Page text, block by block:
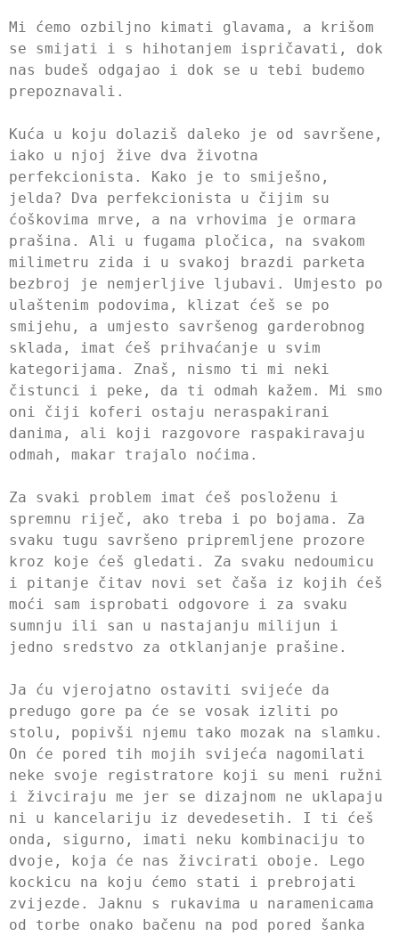
Mi ćemo ozbiljno kimati glavama, a krišom
se smijati i s hihotanjem ispričavati, dok
nas budeš odgajao i dok se u tebi budemo
prepoznavali.
Kuća u koju dolaziš daleko je od savršene,
iako u njoj žive dva životna
perfekcionista. Kako je to smiješno,
jelda? Dva perfekcionista u čijim su
ćoškovima mrve, a na vrhovima je ormara
prašina. Ali u fugama pločica, na svakom
milimetru zida i u svakoj brazdi parketa
bezbroj je nemjerljive ljubavi. Umjesto po
ulaštenim podovima, klizat ćeš se po
smijehu, a umjesto savršenog garderobnog
sklada, imat ćeš prihvaćanje u svim
kategorijama. Znaš, nismo ti mi neki
čistunci i peke, da ti odmah kažem. Mi smo
oni čiji koferi ostaju neraspakirani
danima, ali koji razgovore raspakiravaju
odmah, makar trajalo noćima.
Za svaki problem imat ćeš posloženu i
spremnu riječ, ako treba i po bojama. Za
svaku tugu savršeno pripremljene prozore
kroz koje ćeš gledati. Za svaku nedoumicu
i pitanje čitav novi set čaša iz kojih ćeš
moći sam isprobati odgovore i za svaku
sumnju ili san u nastajanju milijun i
jedno sredstvo za otklanjanje prašine.
Ja ću vjerojatno ostaviti svijeće da
predugo gore pa će se vosak izliti po
stolu, popivši njemu tako mozak na slamku.
On će pored tih mojih svijeća nagomilati
neke svoje registratore koji su meni ružni
i živciraju me jer se dizajnom ne uklapaju
ni u kancelariju iz devedesetih. I ti ćeš
onda, sigurno, imati neku kombinaciju to
dvoje, koja će nas živcirati oboje. Lego
kockicu na koju ćemo stati i prebrojati
zvijezde. Jaknu s rukavima u naramenicama
od torbe onako bačenu na pod pored šanka